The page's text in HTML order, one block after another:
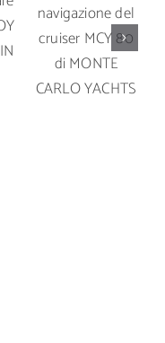
navigazione
del cruiser
MCY 80 di
CARLO